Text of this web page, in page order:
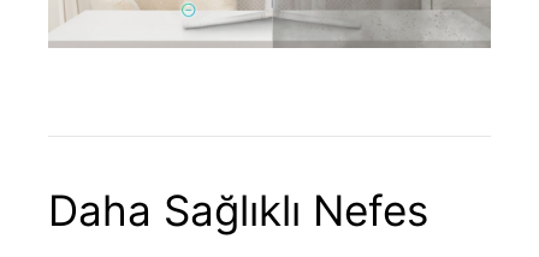
Daha Sağlıklı Nefes